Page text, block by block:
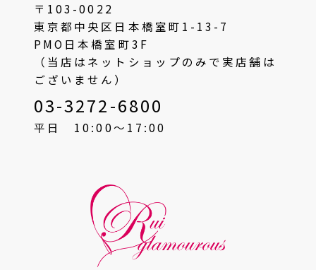
〒103-0022
東京都中央区日本橋室町1-13-7
PMO日本橋室町3F
（当店はネットショップのみで実店舗は
ございません）
03-3272-6800
平日 10:00〜17:00